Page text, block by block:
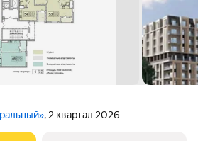
, 2 квартал 2026